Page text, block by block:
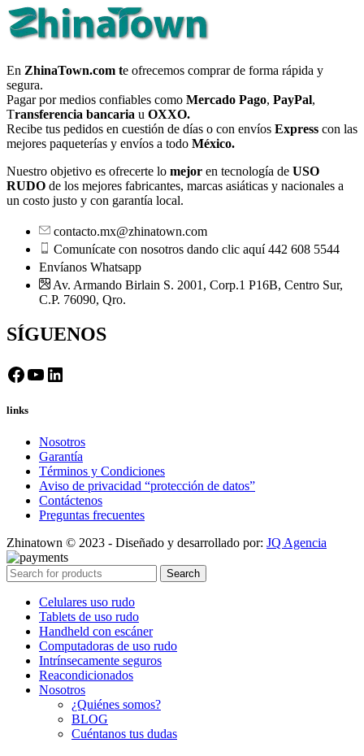
En ZhinaTown.com te ofrecemos comprar de forma rápida y
segura.
Pagar por medios confiables como Mercado Pago, PayPal,
Transferencia bancaria u OXXO.
Recibe tus pedidos en cuestión de días o con envíos Express con las
mejores paqueterías y envíos a todo México.
Nuestro objetivo es ofrecerte lo mejor en tecnología de USO
RUDO de los mejores fabricantes, marcas asiáticas y nacionales a
un costo justo y con garantía local.
contacto.mx@zhinatown.com
Comunícate con nosotros dando clic aquí 442 608 5544
Envíanos Whatsapp
Av. Armando Birlain S. 2001, Corp.1 P16B, Centro Sur,
C.P. 76090, Qro.
SÍGUENOS
Facebook
YouTube
LinkedIn
links
Nosotros
Garantía
Términos y Condiciones
Aviso de privacidad “protección de datos”
Contáctenos
Preguntas frecuentes
Zhinatown © 2023 - Diseñado y desarrollado por: JQ Agencia
Search
Celulares uso rudo
Tablets de uso rudo
Handheld con escáner
Computadoras de uso rudo
Intrínsecamente seguros
Reacondicionados
Nosotros
¿Quiénes somos?
BLOG
Cuéntanos tus dudas